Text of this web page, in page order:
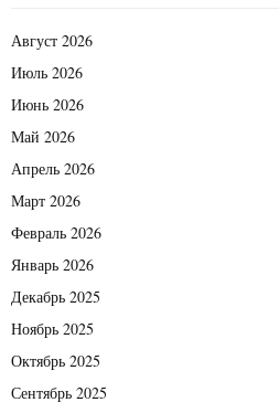
Август 2026
Июль 2026
Июнь 2026
Май 2026
Апрель 2026
Март 2026
Февраль 2026
Январь 2026
Декабрь 2025
Ноябрь 2025
Октябрь 2025
Сентябрь 2025